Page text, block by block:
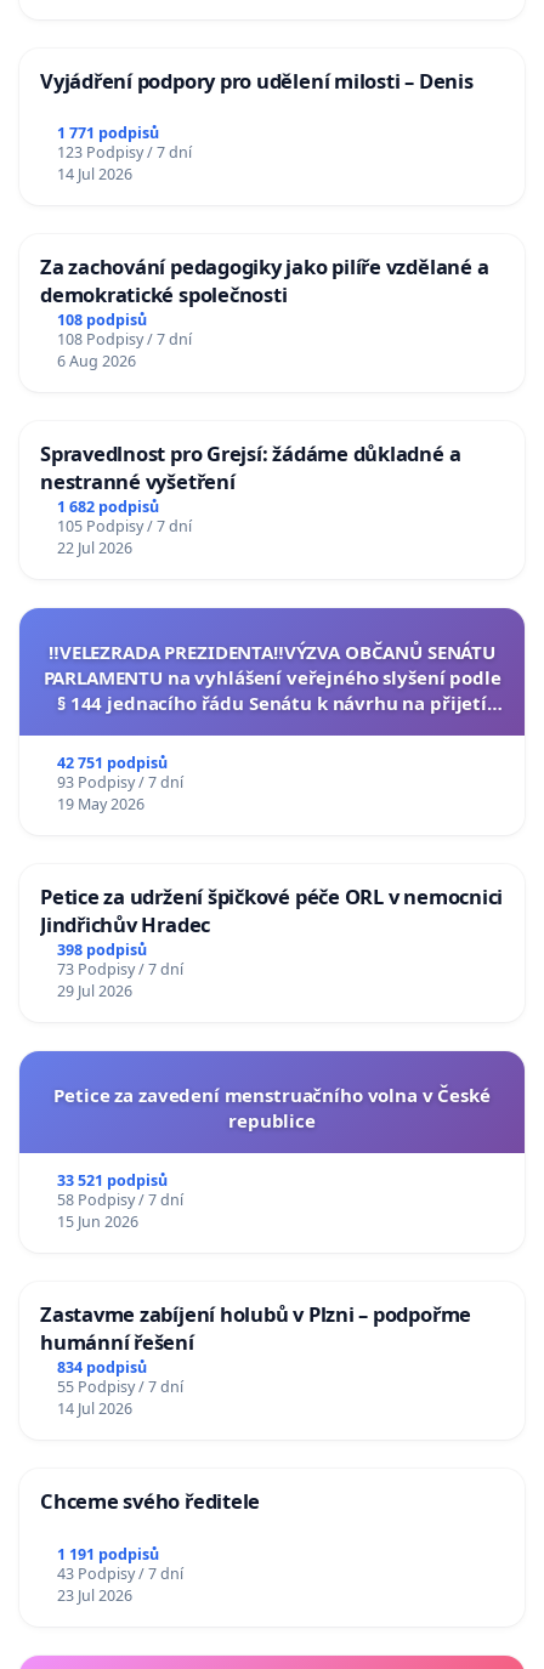
Vyjádření podpory pro udělení milosti – Denis
1 771 podpisů
123 Podpisy / 7 dní
14 Jul 2026
Za zachování pedagogiky jako pilíře vzdělané a
demokratické společnosti
108 podpisů
108 Podpisy / 7 dní
6 Aug 2026
Spravedlnost pro Grejsí: žádáme důkladné a
nestranné vyšetření
1 682 podpisů
105 Podpisy / 7 dní
22 Jul 2026
‼️VELEZRADA PREZIDENTA‼️VÝZVA OBČANŮ SENÁTU
PARLAMENTU na vyhlášení veřejného slyšení podle
§ 144 jednacího řádu Senátu k návrhu na přijetí
42 751 podpisů
93 Podpisy / 7 dní
19 May 2026
Petice za udržení špičkové péče ORL v nemocnici
Jindřichův Hradec
398 podpisů
73 Podpisy / 7 dní
29 Jul 2026
Petice za zavedení menstruačního volna v České
republice
33 521 podpisů
58 Podpisy / 7 dní
15 Jun 2026
Zastavme zabíjení holubů v Plzni – podpořme
humánní řešení
834 podpisů
55 Podpisy / 7 dní
14 Jul 2026
Chceme svého ředitele
1 191 podpisů
43 Podpisy / 7 dní
23 Jul 2026